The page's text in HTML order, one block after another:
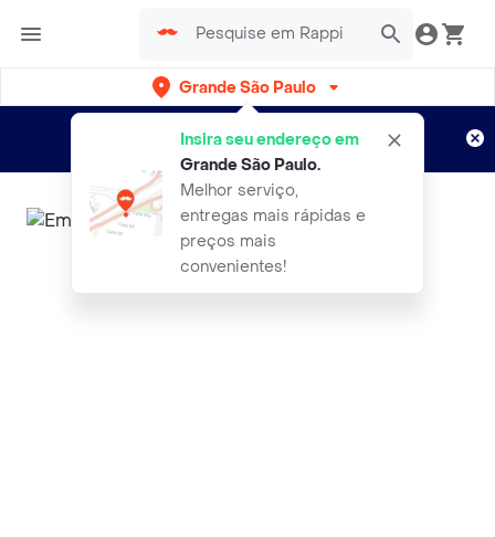
Grande São Paulo
Insira seu endereço em
Grande São Paulo.
Melhor serviço,
entregas mais rápidas e
preços mais
convenientes!
Entregas grátis por 15 dias!
Aplicam T&C